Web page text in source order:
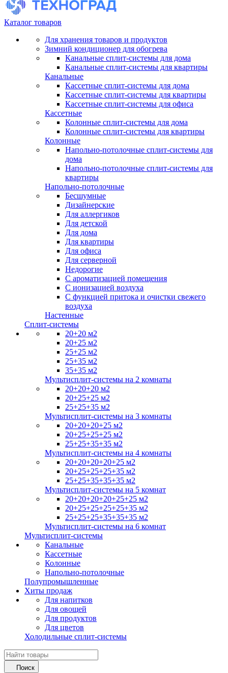
Каталог товаров
Для хранения товаров и продуктов
Зимний кондиционер для обогрева
Канальные сплит-системы для дома
Канальные сплит-системы для квартиры
Канальные
Кассетные сплит-системы для дома
Кассетные сплит-системы для квартиры
Кассетные сплит-системы для офиса
Кассетные
Колонные сплит-системы для дома
Колонные сплит-системы для квартиры
Колонные
Напольно-потолочные сплит-системы для
дома
Напольно-потолочные сплит-системы для
квартиры
Напольно-потолочные
Бесшумные
Дизайнерские
Для аллергиков
Для детской
Для дома
Для квартиры
Для офиса
Для серверной
Недорогие
С ароматизацией помещения
С ионизацией воздуха
С функцией притока и очистки свежего
воздуха
Настенные
Сплит-системы
20+20 м2
20+25 м2
25+25 м2
25+35 м2
35+35 м2
Мультисплит-системы на 2 комнаты
20+20+20 м2
20+25+25 м2
25+25+35 м2
Мультисплит-системы на 3 комнаты
20+20+20+25 м2
20+25+25+25 м2
25+25+35+35 м2
Мультисплит-системы на 4 комнаты
20+20+20+20+25 м2
20+25+25+25+35 м2
25+25+35+35+35 м2
Мультисплит-системы на 5 комнат
20+20+20+20+25+25 м2
20+25+25+25+25+35 м2
25+25+25+35+35+35 м2
Мультисплит-системы на 6 комнат
Мультисплит-системы
Канальные
Кассетные
Колонные
Напольно-потолочные
Полупромышленные
Хиты продаж
Для напитков
Для овощей
Для продуктов
Для цветов
Холодильные сплит-системы
Поиск